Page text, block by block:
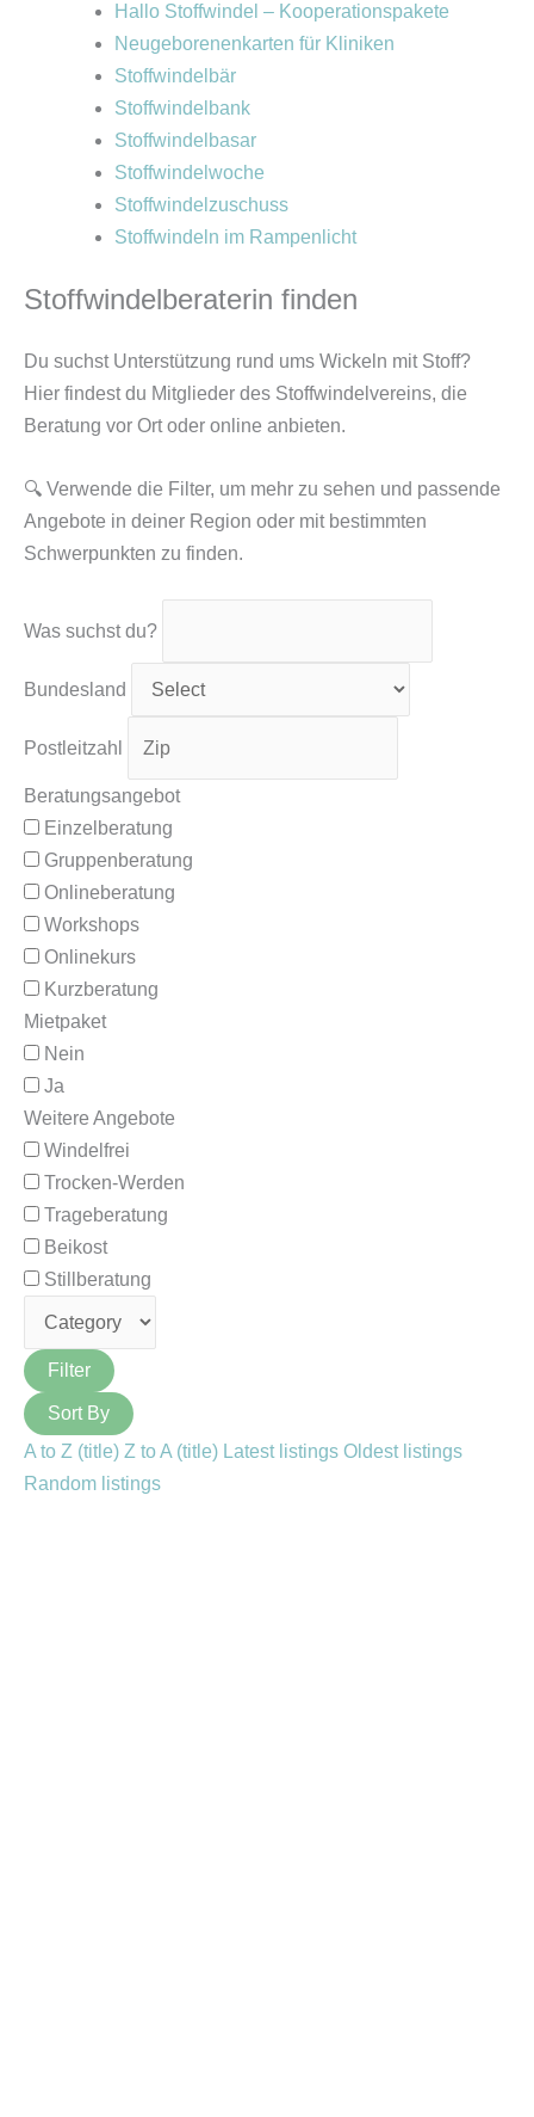
Hallo Stoffwindel – Kooperationspakete
Neugeborenenkarten für Kliniken
Stoffwindelbär
Stoffwindelbank
Stoffwindelbasar
Stoffwindelwoche
Stoffwindelzuschuss
Stoffwindeln im Rampenlicht
Stoffwindelberaterin finden
Du suchst Unterstützung rund ums Wickeln mit Stoff?
Hier findest du Mitglieder des Stoffwindelvereins, die
Beratung vor Ort oder online anbieten.
🔍 Verwende die Filter, um mehr zu sehen und passende
Angebote in deiner Region oder mit bestimmten
Schwerpunkten zu finden.
Was suchst du?
Bundesland
Postleitzahl
Beratungsangebot
Einzelberatung
Gruppenberatung
Onlineberatung
Workshops
Onlinekurs
Kurzberatung
Mietpaket
Nein
Ja
Weitere Angebote
Windelfrei
Trocken-Werden
Trageberatung
Beikost
Stillberatung
Filter
Sort By
A to Z (title) Z to A (title) Latest listings Oldest listings
Random listings